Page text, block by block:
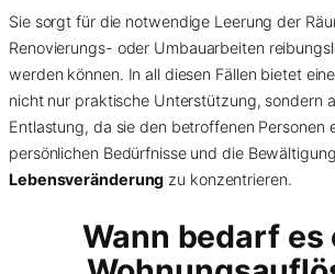
Sie sorgt für die notwendige Leerung der
Renovierungs- oder Umbauarbeiten
werden können. In all diesen Fällen bietet
nicht nur praktische Unterstützung, sondern
Entlastung, da sie den betroffenen Personen
persönlichen Bedürfnisse und die
Lebensveränderung zu konzentrieren.
Wann bedarf es